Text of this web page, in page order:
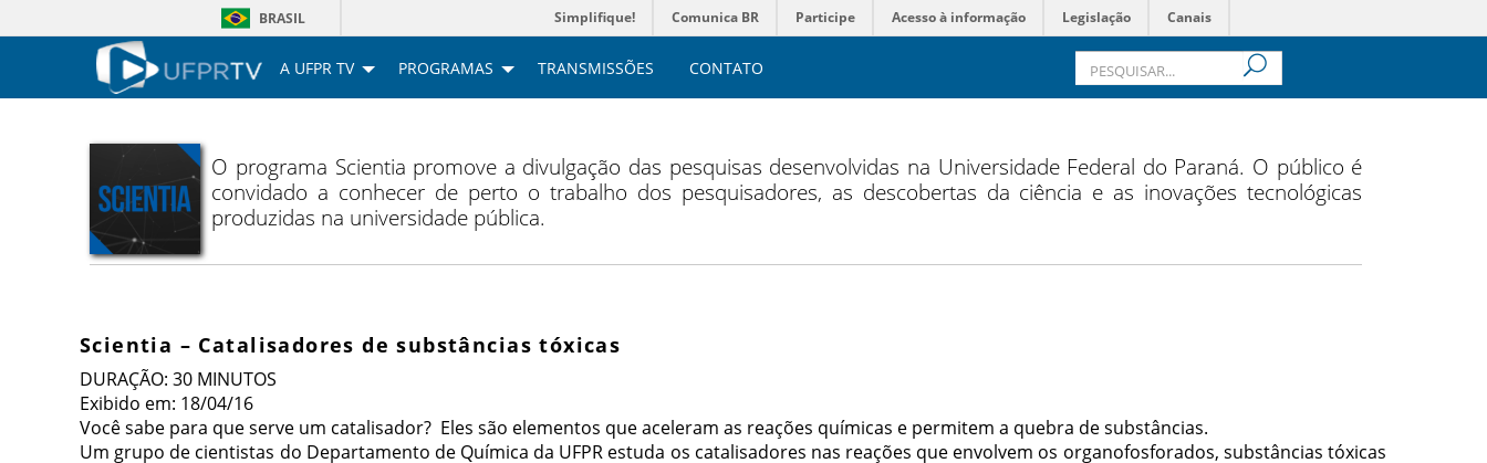
BRASIL Simplifique! Comunica BR Participe Acesso à informação Legislação Canais
A UFPR TV PROGRAMAS TRANSMISSÕES CONTATO
O programa Scientia promove a divulgação das pesquisas desenvolvidas na Universidade Federal do Paraná. O público é
convidado a conhecer de perto o trabalho dos pesquisadores, as descobertas da ciência e as inovações tecnológicas
produzidas na universidade pública.
Scientia – Catalisadores de substâncias tóxicas
DURAÇÃO: 30 MINUTOS
Exibido em: 18/04/16
Você sabe para que serve um catalisador? Eles são elementos que aceleram as reações químicas e permitem a quebra de substâncias.
Um grupo de cientistas do Departamento de Química da UFPR estuda os catalisadores nas reações que envolvem os organofosforados, substâncias tóxicas